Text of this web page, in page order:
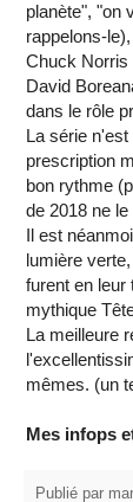
planète", "on
rappelons-
Chuck Norris
David
dans le rôle
La série
prescription
bon rythme
de 2018 ne
Il est
lumière
furent en leur
mythique
La meilleure
mêmes. (un
Mes infops
Publié par